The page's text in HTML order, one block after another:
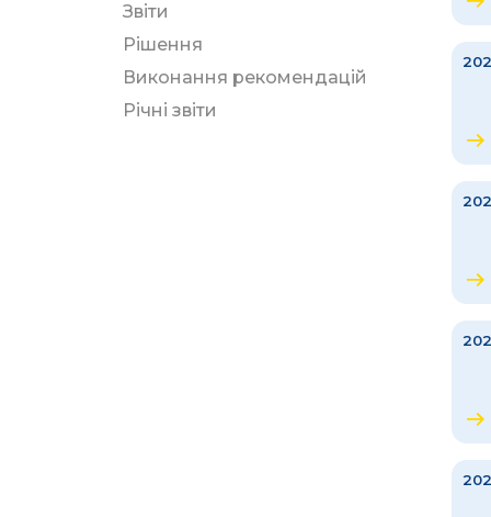
Звіти
Рішення
Виконання рекомендацій
Річні звіти